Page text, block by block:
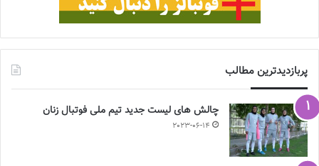
پربازدیدترین مطالب
چالش هاى ليست جدید تيم ملى فوتبال زنان
2023-06-14